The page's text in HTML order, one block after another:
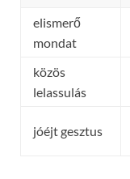
elismerő
mondat
közös
lelassulás
jóéjt gesztus